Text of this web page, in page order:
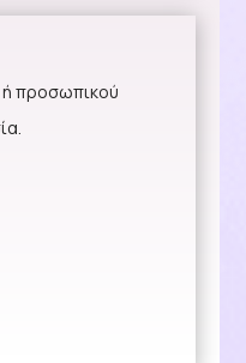
προσωπικού